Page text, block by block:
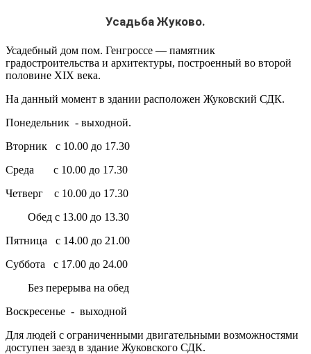
Усадьба Жуково.
Усадебный дом пом. Генгроссе — памятник
градостроительства и архитектуры, построенный во второй
половине XIX века.
На данный момент в здании расположен Жуковский СДК.
Понедельник - выходной.
Вторник с 10.00 до 17.30
Среда с 10.00 до 17.30
Четверг с 10.00 до 17.30
Обед с 13.00 до 13.30
Пятница с 14.00 до 21.00
Суббота с 17.00 до 24.00
Без перерыва на обед
Воскресенье - выходной
Для людей с ограниченными двигательными возможностями
доступен заезд в здание Жуковского СДК.